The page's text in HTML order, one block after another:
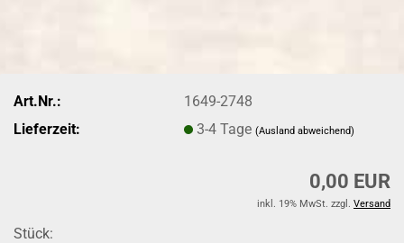
Art.Nr.:
1649-2748
Lieferzeit:
3-4 Tage(Ausland abweichend)
0,00 EUR
inkl. 19% MwSt. zzgl. Versand
Stück: